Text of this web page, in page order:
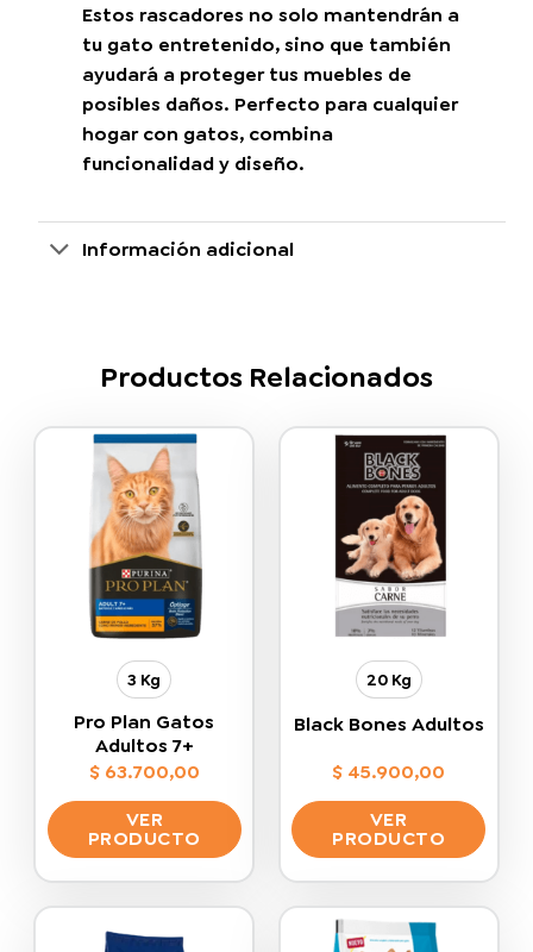
Estos rascadores no solo mantendrán a
tu gato entretenido, sino que también
ayudará a proteger tus muebles de
posibles daños. Perfecto para cualquier
hogar con gatos, combina
funcionalidad y diseño.
Información adicional
Productos Relacionados
3 Kg
Pro Plan Gatos
Adultos 7+
$63.700,00
VER
PRODUCTO
múltiples
20 Kg
Black Bones Adultos
$ 45.900,00
VER
PRODUCTO
tiene
múltiples